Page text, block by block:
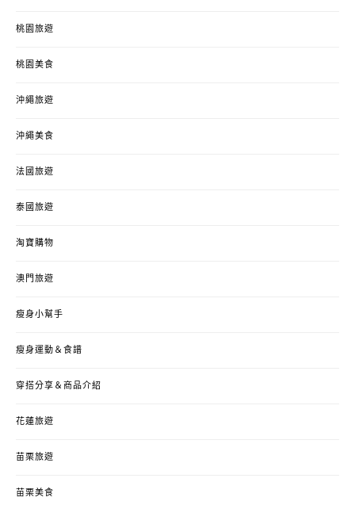
桃園旅遊
桃園美食
沖繩旅遊
沖繩美食
法國旅遊
泰國旅遊
淘寶購物
澳門旅遊
瘦身小幫手
瘦身運動＆食譜
穿搭分享＆商品介紹
花蓮旅遊
苗栗旅遊
苗栗美食